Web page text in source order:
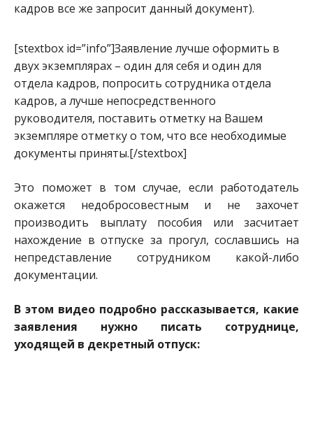
кадров все же запросит данный документ).
[stextbox id=”info”]Заявление лучше оформить в
двух экземплярах – один для себя и один для
отдела кадров, попросить сотрудника отдела
кадров, а лучше непосредственного
руководителя, поставить отметку на Вашем
экземпляре отметку о том, что все необходимые
документы приняты.[/stextbox]
Это поможет в том случае, если работодатель
окажется недобросовестным и не захочет
производить выплату пособия или засчитает
нахождение в отпуске за прогул, сославшись на
непредставление сотрудником какой-либо
документации.
В этом видео подробно рассказывается, какие
заявления нужно писать сотруднице,
уходящей в декретный отпуск: